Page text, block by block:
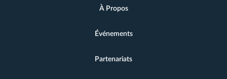
À Propos
Événements
Partenariats